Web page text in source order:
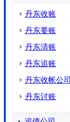
丹东收账
丹东要账
丹东清账
丹东追账
丹东收帐公司
丹东讨账